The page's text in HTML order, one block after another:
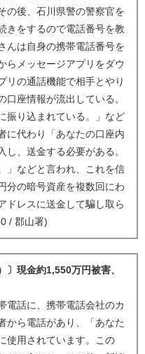
の後、石川県警の警察官を
きをするので電話番号を教
んは自身の携帯電話番号を
らメッセージアプリをダウ
リの通話機能で相手とやり
座情報が流出している。
振り込まれている。」など
に代わり「あなたの口座内
、送金する必要がある。
」などと言われ、これを信
分の暗号資産を複数回にわ
ドレスに送金して騙し取ら
/ 郡山署)
〕現金約1,550万円被害、
話に、携帯電話会社のカ
から電話があり、「あなた
使用されています。この